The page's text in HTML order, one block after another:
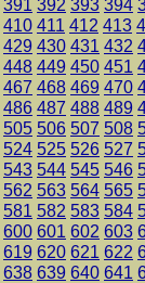
391 392 393 394
410 411 412 413
429 430 431 432
448 449 450 451
467 468 469 470
486 487 488 489
505 506 507 508
524 525 526 527
543 544 545 546
562 563 564 565
581 582 583 584
600 601 602 603
619 620 621 622
638 639 640 641